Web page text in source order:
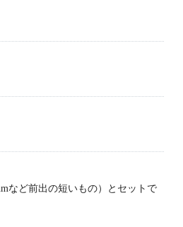
など前出の短いもの）とセットで